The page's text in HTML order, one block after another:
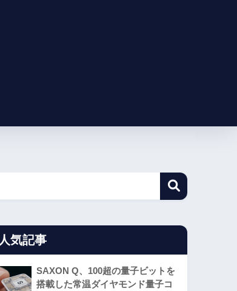
人気記事
SAXON Q、100超の量子ビットを
搭載した常温ダイヤモンド量子コ